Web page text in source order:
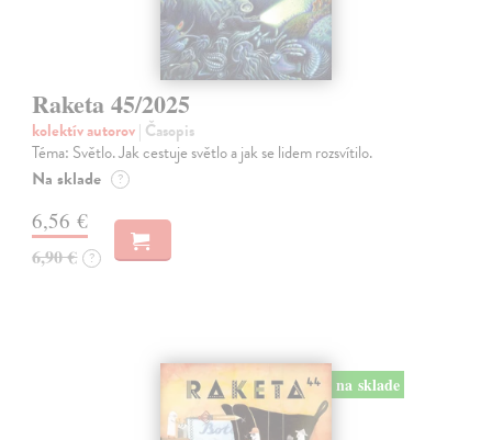
Raketa 45/2025
kolektív autorov| Časopis
Téma: Světlo. Jak cestuje světlo a jak se lidem rozsvítilo.
Na sklade ?
6,56 €
6,90 € ?
na sklade